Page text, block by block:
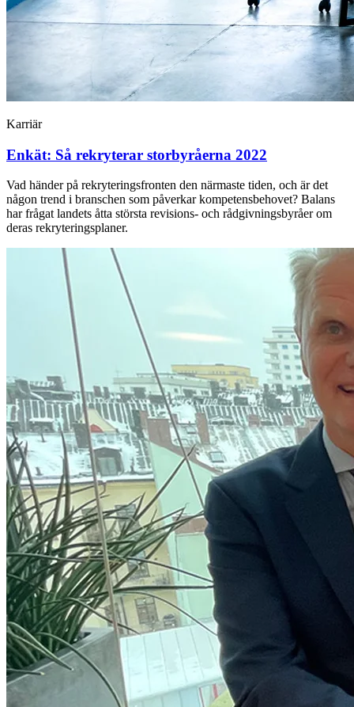
Karriär
Enkät: Så rekryterar storbyråerna 2022
Vad händer på rekryteringsfronten den närmaste tiden, och är det
någon trend i branschen som påverkar kompetensbehovet? Balans
har frågat landets åtta största revisions- och rådgivningsbyråer om
deras rekryteringsplaner.